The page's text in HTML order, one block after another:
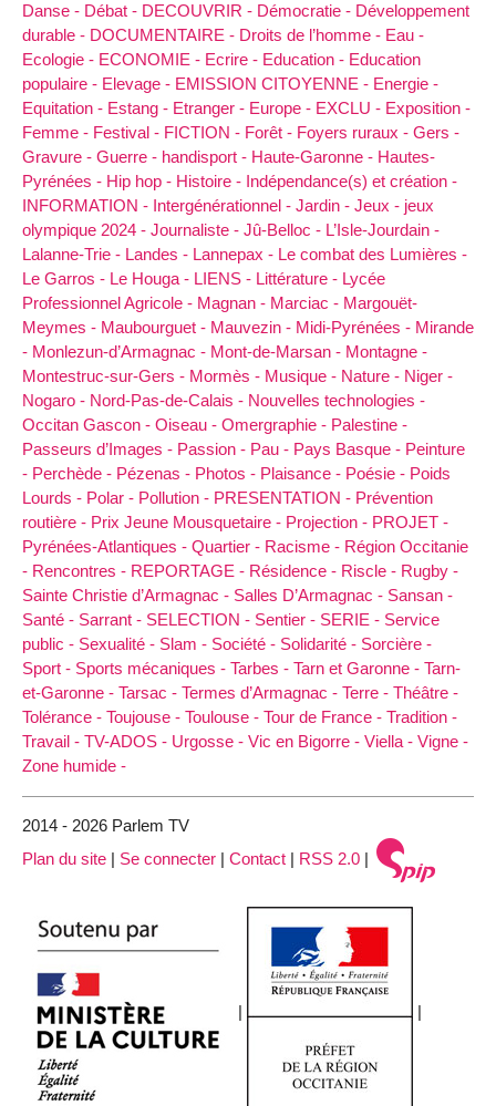
Danse - Débat - DECOUVRIR - Démocratie - Développement
durable - DOCUMENTAIRE - Droits de l’homme - Eau -
Ecologie - ECONOMIE - Ecrire - Education - Education
populaire - Elevage - EMISSION CITOYENNE - Energie -
Equitation - Estang - Etranger - Europe - EXCLU - Exposition -
Femme - Festival - FICTION - Forêt - Foyers ruraux - Gers -
Gravure - Guerre - handisport - Haute-Garonne - Hautes-
Pyrénées - Hip hop - Histoire - Indépendance(s) et création -
INFORMATION - Intergénérationnel - Jardin - Jeux - jeux
olympique 2024 - Journaliste - Jû-Belloc - L’Isle-Jourdain -
Lalanne-Trie - Landes - Lannepax - Le combat des Lumières -
Le Garros - Le Houga - LIENS - Littérature - Lycée
Professionnel Agricole - Magnan - Marciac - Margouët-
Meymes - Maubourguet - Mauvezin - Midi-Pyrénées - Mirande
- Monlezun-d’Armagnac - Mont-de-Marsan - Montagne -
Montestruc-sur-Gers - Mormès - Musique - Nature - Niger -
Nogaro - Nord-Pas-de-Calais - Nouvelles technologies -
Occitan Gascon - Oiseau - Omergraphie - Palestine -
Passeurs d’Images - Passion - Pau - Pays Basque - Peinture
- Perchède - Pézenas - Photos - Plaisance - Poésie - Poids
Lourds - Polar - Pollution - PRESENTATION - Prévention
routière - Prix Jeune Mousquetaire - Projection - PROJET -
Pyrénées-Atlantiques - Quartier - Racisme - Région Occitanie
- Rencontres - REPORTAGE - Résidence - Riscle - Rugby -
Sainte Christie d’Armagnac - Salles D’Armagnac - Sansan -
Santé - Sarrant - SELECTION - Sentier - SERIE - Service
public - Sexualité - Slam - Société - Solidarité - Sorcière -
Sport - Sports mécaniques - Tarbes - Tarn et Garonne - Tarn-
et-Garonne - Tarsac - Termes d’Armagnac - Terre - Théâtre -
Tolérance - Toujouse - Toulouse - Tour de France - Tradition -
Travail - TV-ADOS - Urgosse - Vic en Bigorre - Viella - Vigne -
Zone humide -
2014 - 2026 Parlem TV
Plan du site | Se connecter | Contact | RSS 2.0 |
| |